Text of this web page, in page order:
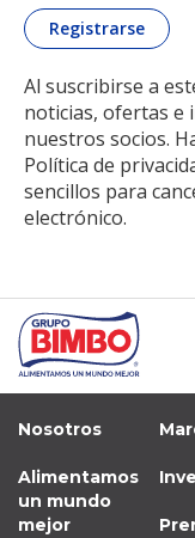
Al suscribirse a
noticias, ofertas e
nuestros socios.
Política de
sencillos para
electrónico.
Nosotros
Alimentamos
un mundo
mejor